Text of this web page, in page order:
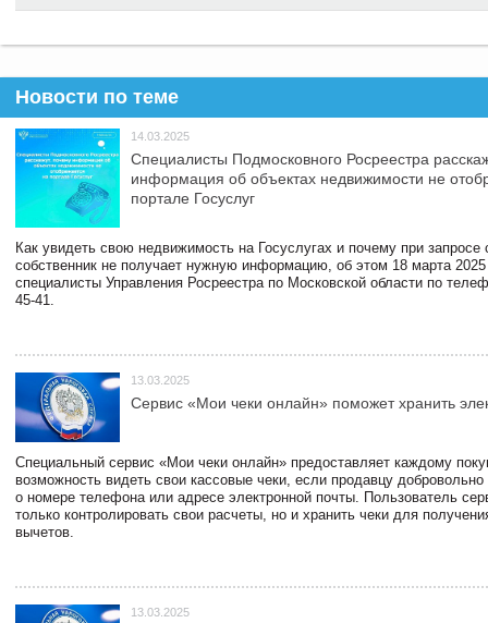
Новости по теме
14.03.2025
Специалисты Подмосковного Росреестра
информация об объектах недвижимости не
портале Госуслуг
Как увидеть свою недвижимость на Госуслугах и почему при запросе
собственник не получает нужную информацию, об этом 18 марта 2025
специалисты Управления Росреестра по Московской области по
45-41.
13.03.2025
Сервис «Мои чеки онлайн» поможет хранить
Специальный сервис «Мои чеки онлайн» предоставляет каждому
возможность видеть свои кассовые чеки, если продавцу
о номере телефона или адресе электронной почты. Пользователь
только контролировать свои расчеты, но и хранить чеки для
вычетов.
13.03.2025